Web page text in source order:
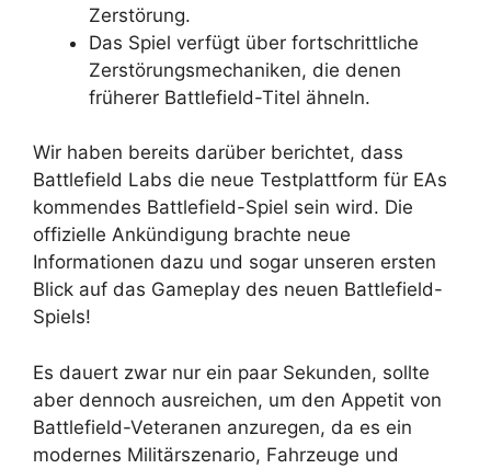
Zerstörung.
Das Spiel verfügt über fortschrittliche
Zerstörungsmechaniken, die denen
früherer Battlefield-Titel ähneln.
Wir haben bereits darüber berichtet, dass
Battlefield Labs die neue Testplattform für EAs
kommendes Battlefield-Spiel sein wird. Die
offizielle Ankündigung brachte neue
Informationen dazu und sogar unseren ersten
Blick auf das Gameplay des neuen Battlefield-
Spiels!
Es dauert zwar nur ein paar Sekunden, sollte
aber dennoch ausreichen, um den Appetit von
Battlefield-Veteranen anzuregen, da es ein
modernes Militärszenario, Fahrzeuge und